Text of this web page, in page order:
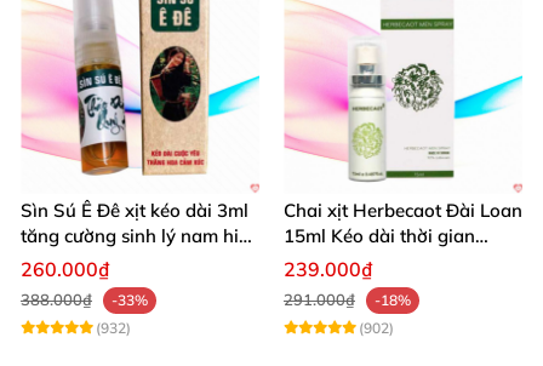
Sìn Sú Ê Đê xịt kéo dài 3ml
tăng cường sinh lý nam hiệu
quả
260.000₫
388.000₫
-33%
(932)
Chai xịt Herbecaot Đài Loan
15ml Kéo dài thời gian
Tăng khoái cảm
239.000₫
291.000₫
-18%
(902)